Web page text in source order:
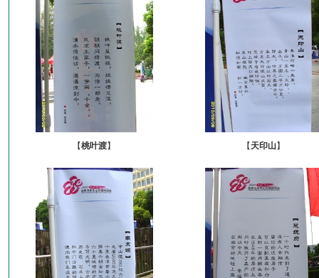
【桃叶渡】 【 天印山】